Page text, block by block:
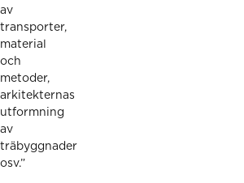
av
transporter,
material
och
metoder,
arkitekternas
utformning
av
träbyggnader
osv.”